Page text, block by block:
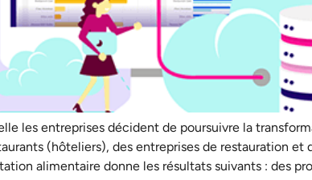
les entreprises décident de poursuivre la
(hôteliers), des entreprises de restauration
alimentaire donne les résultats suivants : des